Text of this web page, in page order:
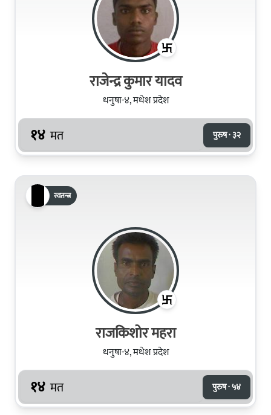
राजेन्द्र कुमार यादव
धनुषा-४, मधेश प्रदेश
१४ मत पुरुष · ३२
स्वतन्त्र
राजकिशोर महरा
धनुषा-४, मधेश प्रदेश
१४ मत पुरुष · ५४